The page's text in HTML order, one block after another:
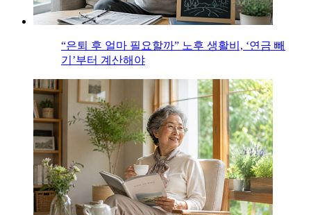
“은퇴 후 얼마 필요할까” 노후 생활비, ‘연금 빼
기’부터 계산해야